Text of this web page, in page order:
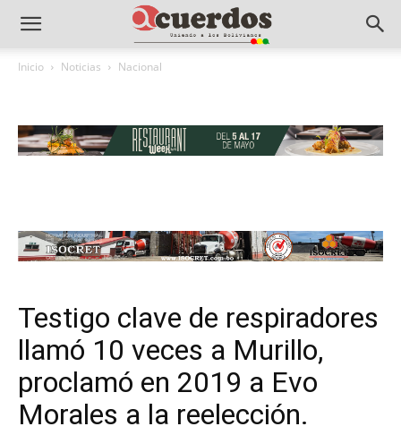
Inicio Noticias Nacional
Testigo clave de respiradores
llamó 10 veces a Murillo,
proclamó en 2019 a Evo
Morales a la reelección.